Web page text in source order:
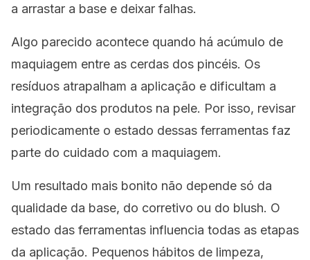
a arrastar a base e deixar falhas.
Algo parecido acontece quando há acúmulo de
maquiagem entre as cerdas dos pincéis. Os
resíduos atrapalham a aplicação e dificultam a
integração dos produtos na pele. Por isso, revisar
periodicamente o estado dessas ferramentas faz
parte do cuidado com a maquiagem.
Um resultado mais bonito não depende só da
qualidade da base, do corretivo ou do blush. O
estado das ferramentas influencia todas as etapas
da aplicação. Pequenos hábitos de limpeza,